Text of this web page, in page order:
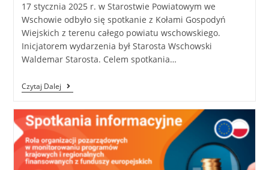
17 stycznia 2025 r. w Starostwie Powiatowym we
Wschowie odbyło się spotkanie z Kołami Gospodyń
Wiejskich z terenu całego powiatu wschowskiego.
Inicjatorem wydarzenia był Starosta Wschowski
Waldemar Starosta. Celem spotkania…
Czytaj Dalej